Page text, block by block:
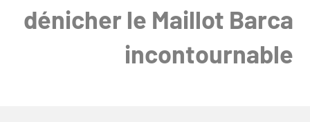
dénicher le Maillot Barca
incontournable